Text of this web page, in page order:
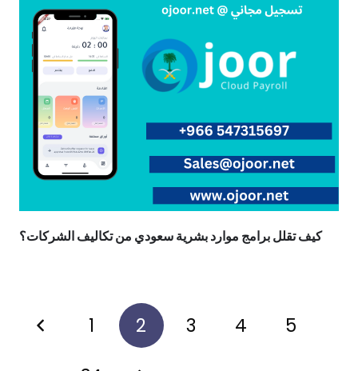
كيف تقلل برامج موارد بشرية سعودي من تكاليف الشركات؟
1 2 3 4
5